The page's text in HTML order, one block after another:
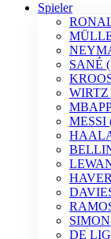
Spieler
SANÉ
WIRTZ
MESSI
DE